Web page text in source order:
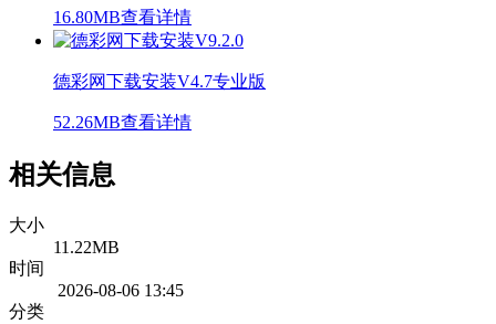
16.80MB查看详情
德彩网下载安装V4.7专业版
52.26MB查看详情
相关信息
大小
11.22MB
时间
2026-08-06 13:45
分类